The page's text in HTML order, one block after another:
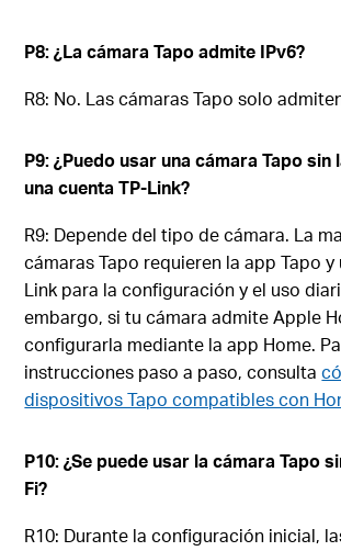
P8: ¿La cámara Tapo admite IPv6?
R8: No. Las cámaras Tapo solo
P9: ¿Puedo usar una cámara Tapo sin
una cuenta TP-Link?
R9: Depende del tipo de cámara. La
cámaras Tapo requieren la app Tapo y
Link para la configuración y el uso
embargo, si tu cámara admite Apple
configurarla mediante la app Home.
instrucciones paso a paso, consulta
dispositivos Tapo compatibles con
P10: ¿Se puede usar la cámara Tapo
Fi?
R10: Durante la configuración inicial,